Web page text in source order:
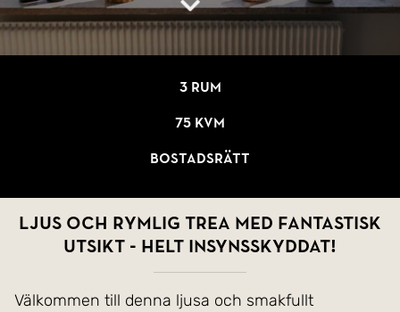
3 rum
75 kvm
Bostadsrätt
Ljus och rymlig trea med fantastisk
utsikt - helt insynsskyddat!
Välkommen till denna ljusa och smakfullt